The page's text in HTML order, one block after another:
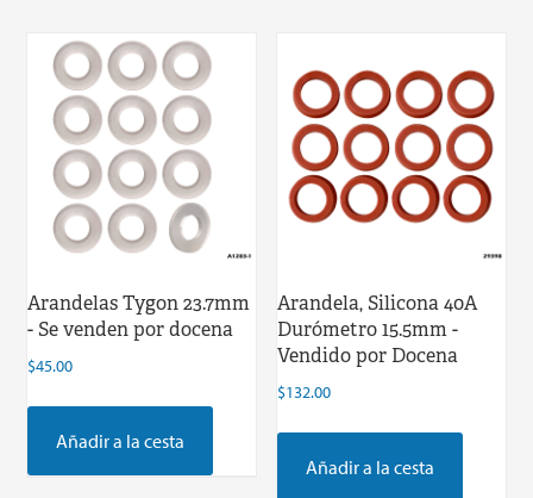
Arandelas Tygon 23.7mm
- Se venden por docena
$45.00
Añadir a la cesta
Arandela, Silicona 40A
Durómetro 15.5mm -
Vendido por Docena
$132.00
Añadir a la cesta